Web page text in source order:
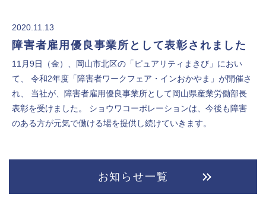
2020.11.13
障害者雇用優良事業所として表彰されました
11月9日（金）、岡山市北区の「ピュアリティまきび」におい
て、 令和2年度「障害者ワークフェア・インおかやま」が開催さ
れ、 当社が、障害者雇用優良事業所として岡山県産業労働部長
表彰を受けました。 ショウワコーポレーションは、今後も障害
のある方が元気で働ける場を提供し続けていきます。
お知らせ一覧